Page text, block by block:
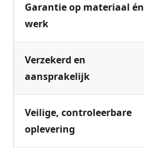
Garantie op materiaal én
werk
Verzekerd en
aansprakelijk
Veilige, controleerbare
oplevering